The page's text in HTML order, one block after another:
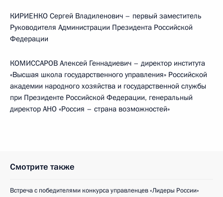
КИРИЕНКО Сергей Владиленович – первый заместитель
Руководителя Администрации Президента Российской
Федерации
КОМИССАРОВ Алексей Геннадиевич – директор института
«Высшая школа государственного управления» Российской
академии народного хозяйства и государственной службы
при Президенте Российской Федерации, генеральный
директор АНО «Россия – страна возможностей»
Смотрите также
Встреча с победителями конкурса управленцев «Лидеры России»